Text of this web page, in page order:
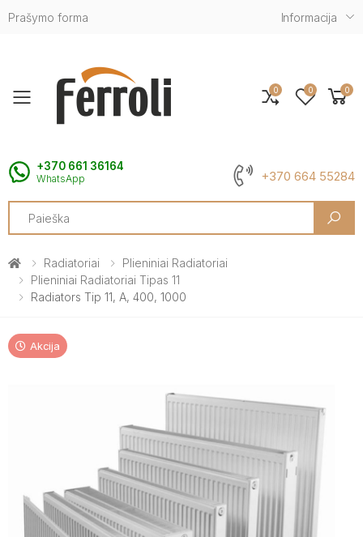
Prašymo forma Informacija
Toggle mobile menu
+370 661 36164
WhatsApp +370 664 55284
Search
0 0 0
Radiatoriai
Plieniniai Radiatoriai
Plieniniai Radiatoriai Tipas 11
Radiators Tip 11, A, 400, 1000
Akcija